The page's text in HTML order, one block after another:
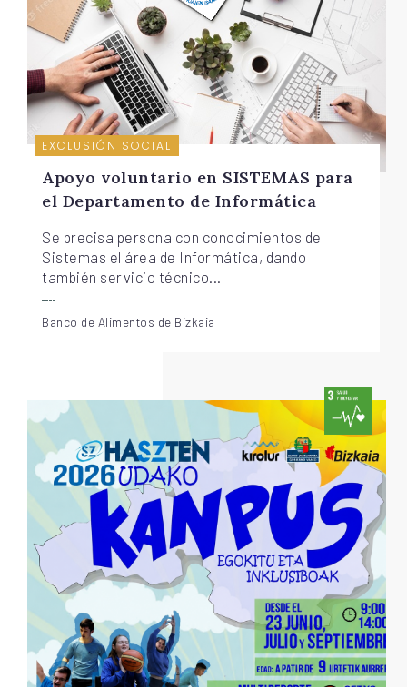
EXCLUSIÓN SOCIAL
Apoyo voluntario en SISTEMAS para
el Departamento de Informática
Se precisa persona con conocimientos de
Sistemas el área de Informática, dando
también servicio técnico...
Banco de Alimentos de Bizkaia